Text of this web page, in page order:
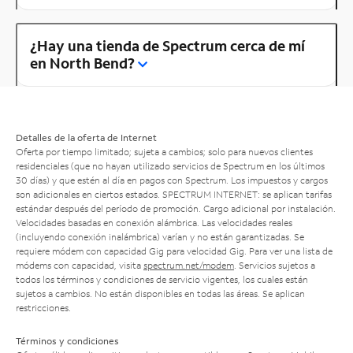
¿Hay una tienda de Spectrum cerca de mí
en North Bend?
Detalles de la oferta de Internet
Oferta por tiempo limitado; sujeta a cambios; solo para nuevos clientes
residenciales (que no hayan utilizado servicios de Spectrum en los últimos
30 días) y que estén al día en pagos con Spectrum. Los impuestos y cargos
son adicionales en ciertos estados. SPECTRUM INTERNET: se aplican tarifas
estándar después del período de promoción. Cargo adicional por instalación.
Velocidades basadas en conexión alámbrica. Las velocidades reales
(incluyendo conexión inalámbrica) varían y no están garantizadas. Se
requiere módem con capacidad Gig para velocidad Gig. Para ver una lista de
módems con capacidad, visita spectrum.net/modem . Servicios sujetos a
todos los términos y condiciones de servicio vigentes, los cuales están
sujetos a cambios. No están disponibles en todas las áreas. Se aplican
restricciones.
Términos y condiciones